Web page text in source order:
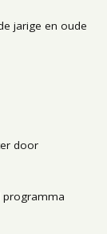
jarige en oude
door
programma